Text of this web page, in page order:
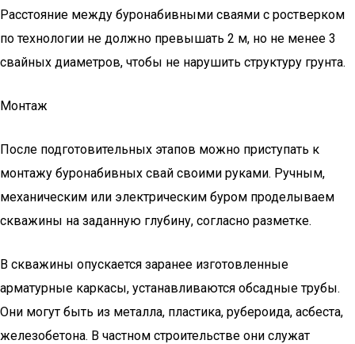
Расстояние между буронабивными сваями с ростверком
по технологии не должно превышать 2 м, но не менее 3
свайных диаметров, чтобы не нарушить структуру грунта.
Монтаж
После подготовительных этапов можно приступать к
монтажу буронабивных свай своими руками. Ручным,
механическим или электрическим буром проделываем
скважины на заданную глубину, согласно разметке.
В скважины опускается заранее изготовленные
арматурные каркасы, устанавливаются обсадные трубы.
Они могут быть из металла, пластика, рубероида, асбеста,
железобетона. В частном строительстве они служат